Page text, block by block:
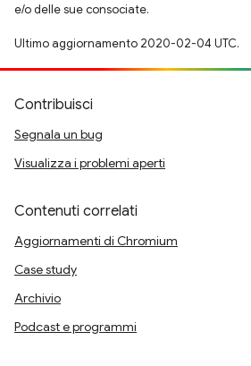
e/o delle sue consociate.
Ultimo aggiornamento 2020-02-04 UTC.
Contribuisci
Segnala un bug
Visualizza i problemi aperti
Contenuti correlati
Aggiornamenti di Chromium
Case study
Archivio
Podcast e programmi